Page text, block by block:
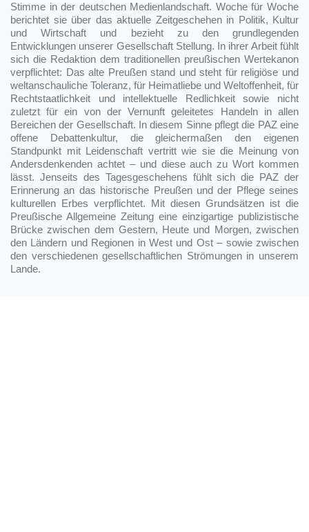
Stimme in der deutschen Medienlandschaft. Woche für Woche
berichtet sie über das aktuelle Zeitgeschehen in Politik, Kultur
und Wirtschaft und bezieht zu den grundlegenden
Entwicklungen unserer Gesellschaft Stellung. In ihrer Arbeit fühlt
sich die Redaktion dem traditionellen preußischen Wertekanon
verpflichtet: Das alte Preußen stand und steht für religiöse und
weltanschauliche Toleranz, für Heimatliebe und Weltoffenheit, für
Rechtstaatlichkeit und intellektuelle Redlichkeit sowie nicht
zuletzt für ein von der Vernunft geleitetes Handeln in allen
Bereichen der Gesellschaft. In diesem Sinne pflegt die PAZ eine
offene Debattenkultur, die gleichermaßen den eigenen
Standpunkt mit Leidenschaft vertritt wie sie die Meinung von
Andersdenkenden achtet – und diese auch zu Wort kommen
lässt. Jenseits des Tagesgeschehens fühlt sich die PAZ der
Erinnerung an das historische Preußen und der Pflege seines
kulturellen Erbes verpflichtet. Mit diesen Grundsätzen ist die
Preußische Allgemeine Zeitung eine einzigartige publizistische
Brücke zwischen dem Gestern, Heute und Morgen, zwischen
den Ländern und Regionen in West und Ost – sowie zwischen
den verschiedenen gesellschaftlichen Strömungen in unserem
Lande.